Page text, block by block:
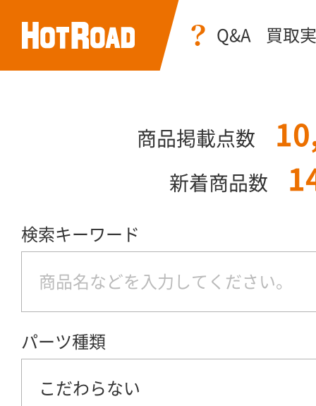
Q&A 買取
商品掲載点数
新着商品数
検索キーワード
パーツ種類
こだわらない